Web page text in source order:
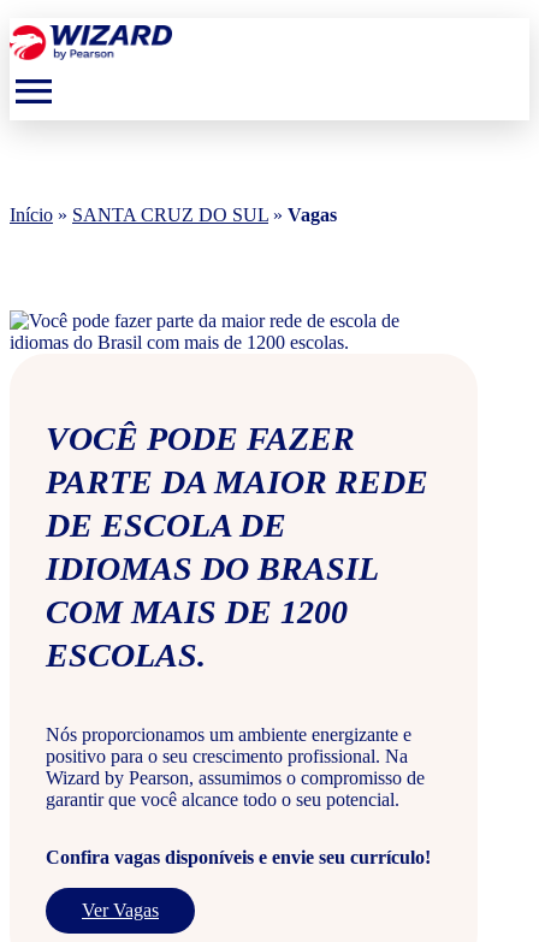
menu
Início » SANTA CRUZ DO SUL » Vagas
VOCÊ PODE FAZER
PARTE DA MAIOR REDE
DE ESCOLA DE
IDIOMAS DO BRASIL
COM MAIS DE 1200
ESCOLAS.
Nós proporcionamos um ambiente energizante e
positivo para o seu crescimento profissional. Na
Wizard by Pearson, assumimos o compromisso de
garantir que você alcance todo o seu potencial.
Confira vagas disponíveis e envie seu currículo!
Ver Vagas